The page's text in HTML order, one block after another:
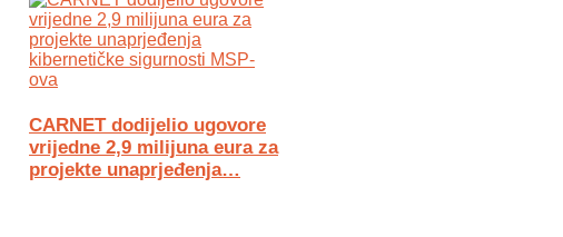
CARNET dodijelio ugovore
vrijedne 2,9 milijuna eura za
projekte unaprjeđenja…